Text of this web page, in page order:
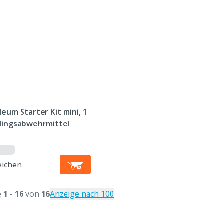
Starter Kit mini, 1
1 - 16von 16Anzeige nach 100